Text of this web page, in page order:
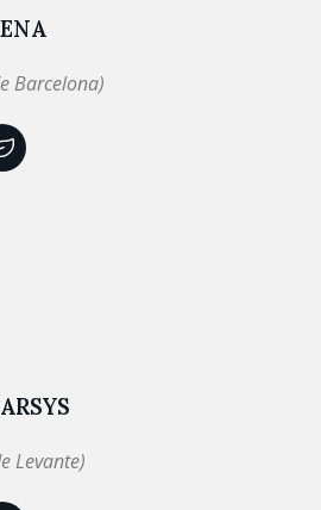
Barcelona)
Levante)